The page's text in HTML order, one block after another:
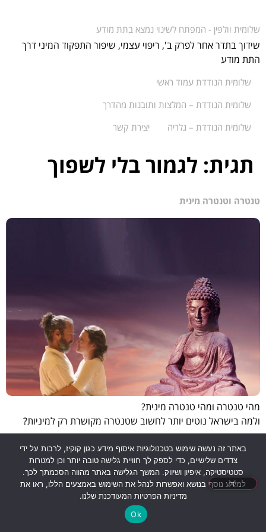
שלומית וולפין - המפתח לשינוי נמצא בתת מודע
שידוך בתדר אחר לפרק ב', ריפוי עצמי, שיפור התפקוד המיני דרך
התת מודע
שלומית הנודדת עמוד ראשי
שלומית הנודדת – המלצות ותובנות מהדרך
שלומית הנודדת – גלריה
יצירת קשר
תגית: לגמור בלי לשפוך
טנטרה וטנטרה מינית
מהי טנטרה ומהי טנטרה מינית?
ולמה בישראל נוטים יותר לחשוב שטנטרה מקושרת רק למיניות?
באתר זה נעשה שימוש בטכנולוגיות איסוף מידע כגון קוקיז, לרבות על ידי
צדדים שלישיים, כדי לספק לך חוויית גלישה טובה יותר וכן למטרות
סטטיסטיקה, איפיון ושיווק. המשך הגלישה באתר מהווה הסכמתך לכך.
למידע נוסף בנושא ואפשרות לנהל את השימוש באמצעים הללו, ראו את
מדיניות הפרטיות המעודכנת שלנו.
Ok